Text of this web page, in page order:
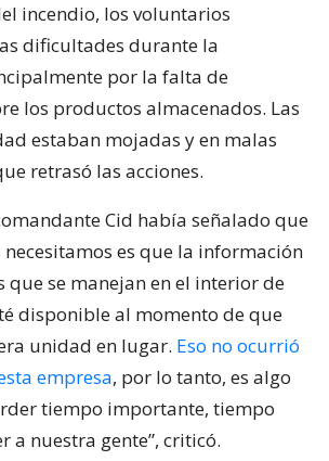
incendio, los voluntarios
dificultades durante la
por la falta de
los productos almacenados. Las
estaban mojadas y en malas
retrasó las acciones.
Cid había señalado que
necesitamos es que la información
que se manejan en el interior de
disponible al momento de que
unidad en lugar. Eso no ocurrió
empresa, por lo tanto, es algo
tiempo importante, tiempo
a nuestra gente”, criticó.